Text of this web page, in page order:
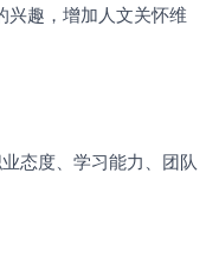
兴趣，增加人文关怀维
态度、学习能力、团队